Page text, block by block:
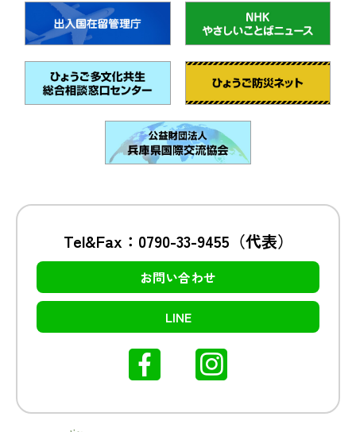
Tel&Fax：0790-33-9455（代表）
お問い合わせ
LINE